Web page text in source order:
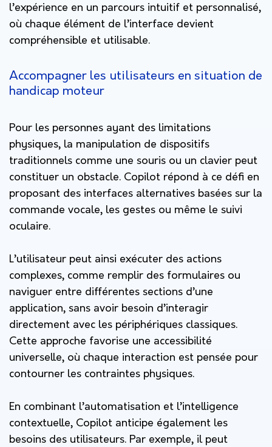
l’expérience en un parcours intuitif et personnalisé,
où chaque élément de l’interface devient
compréhensible et utilisable.
Accompagner les utilisateurs en situation de
handicap moteur
Pour les personnes ayant des limitations
physiques, la manipulation de dispositifs
traditionnels comme une souris ou un clavier peut
constituer un obstacle. Copilot répond à ce défi en
proposant des interfaces alternatives basées sur la
commande vocale, les gestes ou même le suivi
oculaire.
L’utilisateur peut ainsi exécuter des actions
complexes, comme remplir des formulaires ou
naviguer entre différentes sections d’une
application, sans avoir besoin d’interagir
directement avec les périphériques classiques.
Cette approche favorise une accessibilité
universelle, où chaque interaction est pensée pour
contourner les contraintes physiques.
En combinant l’automatisation et l’intelligence
contextuelle, Copilot anticipe également les
besoins des utilisateurs. Par exemple, il peut